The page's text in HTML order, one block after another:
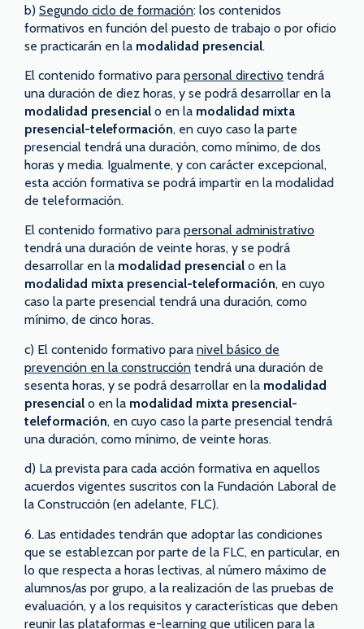
b) Segundo ciclo de formación: los contenidos
formativos en función del puesto de trabajo o por oficio
se practicarán en la modalidad presencial.
El contenido formativo para personal directivo tendrá
una duración de diez horas, y se podrá desarrollar en la
modalidad presencial o en la modalidad mixta
presencial-teleformación, en cuyo caso la parte
presencial tendrá una duración, como mínimo, de dos
horas y media. Igualmente, y con carácter excepcional,
esta acción formativa se podrá impartir en la modalidad
de teleformación.
El contenido formativo para personal administrativo
tendrá una duración de veinte horas, y se podrá
desarrollar en la modalidad presencial o en la
modalidad mixta presencial-teleformación, en cuyo
caso la parte presencial tendrá una duración, como
mínimo, de cinco horas.
c) El contenido formativo para nivel básico de
prevención en la construcción tendrá una duración de
sesenta horas, y se podrá desarrollar en la modalidad
presencial o en la modalidad mixta presencial-
teleformación, en cuyo caso la parte presencial tendrá
una duración, como mínimo, de veinte horas.
d) La prevista para cada acción formativa en aquellos
acuerdos vigentes suscritos con la Fundación Laboral de
la Construcción (en adelante, FLC).
6. Las entidades tendrán que adoptar las condiciones
que se establezcan por parte de la FLC, en particular, en
lo que respecta a horas lectivas, al número máximo de
alumnos/as por grupo, a la realización de las pruebas de
evaluación, y a los requisitos y características que deben
reunir las plataformas e-learning que utilicen para la